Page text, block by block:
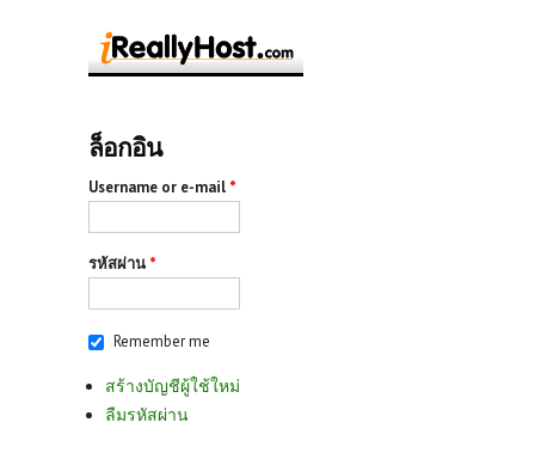
ล็อกอิน
Username or e-mail *
รหัสผ่าน *
Remember me
สร้างบัญชีผู้ใช้ใหม่
ลืมรหัสผ่าน